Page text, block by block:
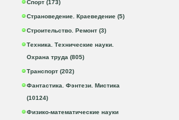
Спорт (173)
Страноведение. Краеведение (5)
Строительство. Ремонт (3)
Техника. Технические науки.
Охрана труда (805)
Транспорт (202)
Фантастика. Фэнтези. Мистика
(10124)
Физико-математические науки